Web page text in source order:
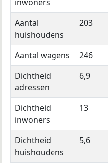
inwoners
Aantal
huishoudens
203
Aantal wagens 246
Dichtheid
adressen
6,9
Dichtheid
inwoners
13
Dichtheid
huishoudens
5,6